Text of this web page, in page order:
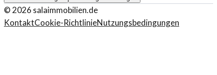
© 2026 salaimmobilien.de
KontaktCookie-RichtlinieNutzungsbedingungen